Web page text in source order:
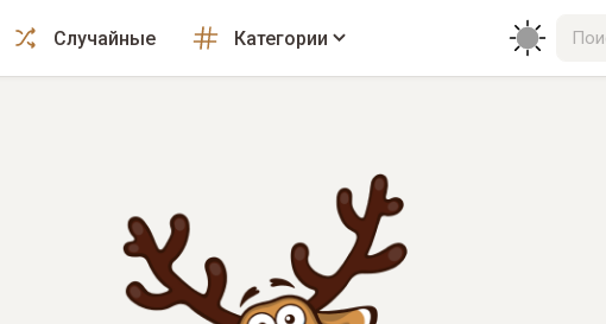
Случайные Категории